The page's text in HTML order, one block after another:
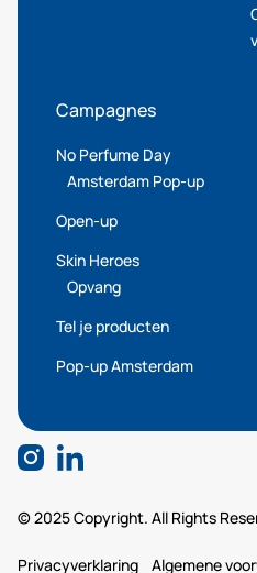
Campagnes
No Perfume Day
Amsterdam Pop-up
Open-up
Skin Heroes
Opvang
Tel je producten
Pop-up Amsterdam
© 2025 Copyright. All Rights
Privacyverklaring Algemene